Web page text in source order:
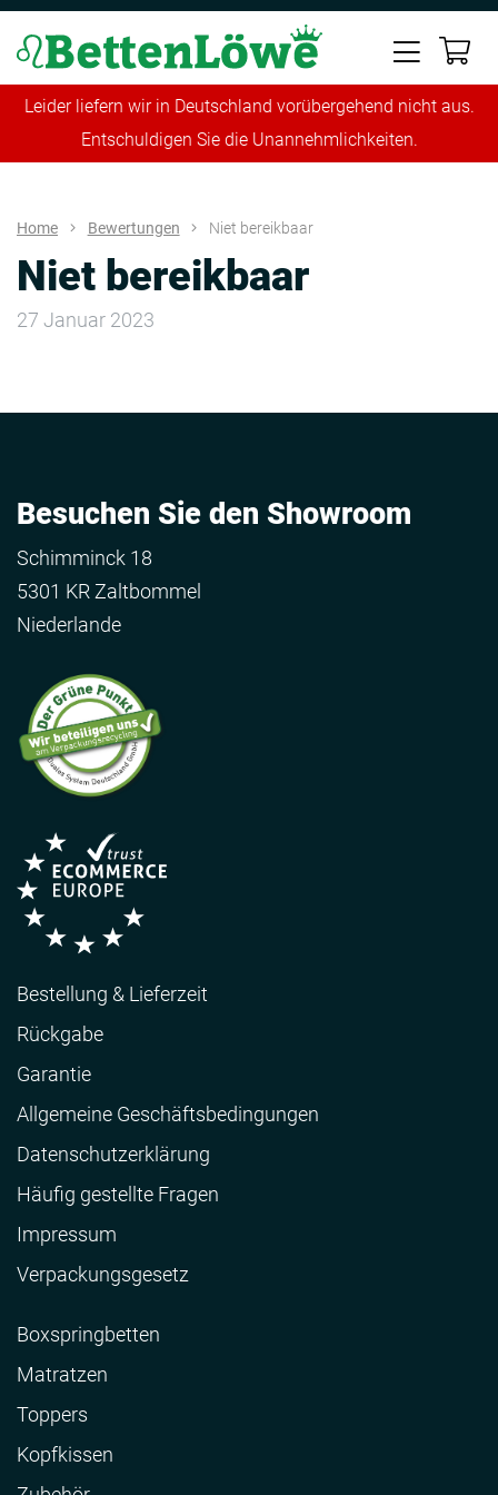
Leider liefern wir in Deutschland vorübergehend nicht aus.
Entschuldigen Sie die Unannehmlichkeiten.
Home Bewertungen Niet bereikbaar
Niet bereikbaar
27 Januar 2023
Besuchen Sie den Showroom
Schimminck 18
5301 KR Zaltbommel
Niederlande
Bestellung & Lieferzeit
Rückgabe
Garantie
Allgemeine Geschäftsbedingungen
Datenschutzerklärung
Häufig gestellte Fragen
Impressum
Verpackungsgesetz
Boxspringbetten
Matratzen
Toppers
Kopfkissen